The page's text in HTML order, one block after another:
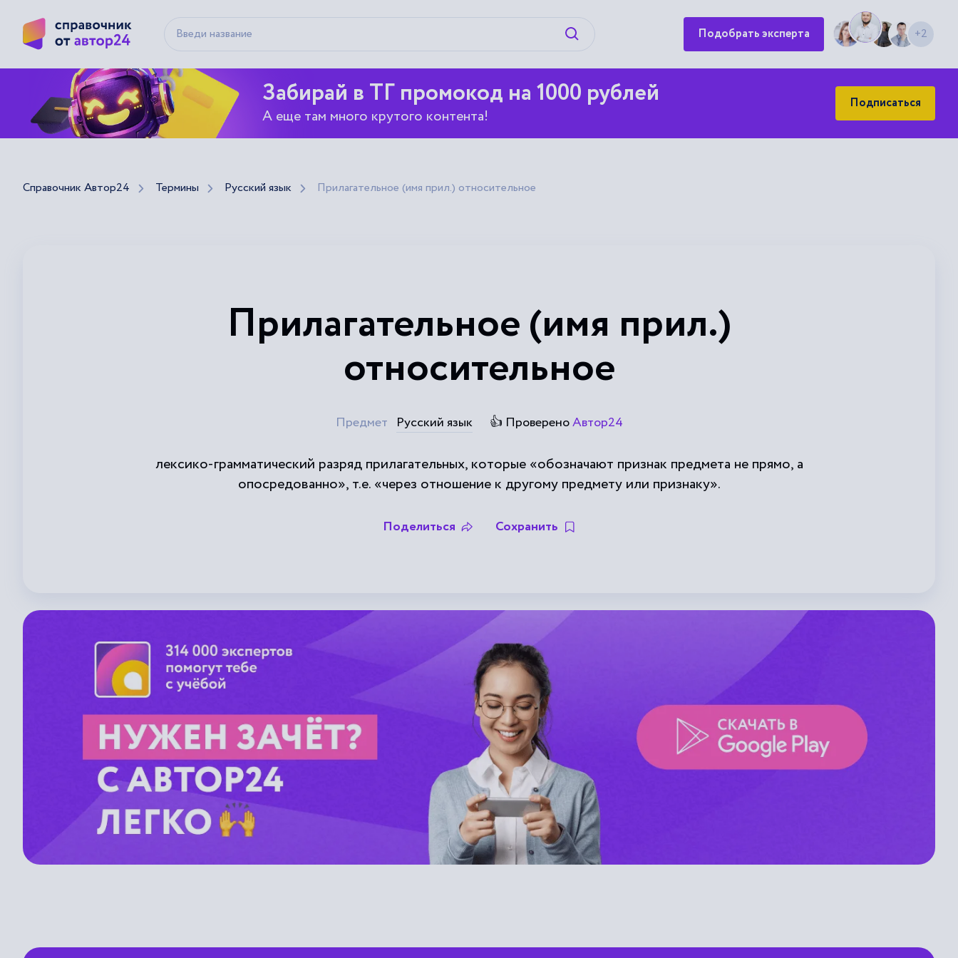
Искать Подобрать эксперта +2
Забирай в ТГ промокод на 1000 рублей
А еще там много крутого контента!
Подписаться
Справочник Автор24 Термины Русский язык Прилагательное (имя прил.) относительное
Прилагательное (имя прил.)
относительное
Предмет Русский язык 👍 ПровереноАвтор24
лексико-грамматический разряд прилагательных, которые «обозначают признак предмета не прямо, а
опосредованно», т.е. «через отношение к другому предмету или признаку».
Поделиться Сохранить